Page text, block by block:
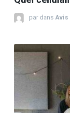
par dans Avis